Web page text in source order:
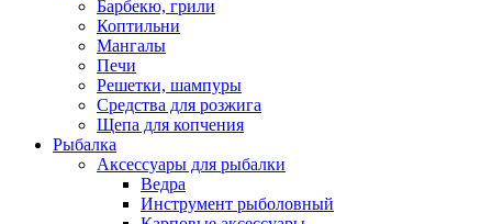
Барбекю, грили
Коптильни
Мангалы
Печи
Решетки, шампуры
Средства для розжига
Щепа для копчения
Рыбалка
Аксессуары для рыбалки
Ведра
Инструмент рыболовный